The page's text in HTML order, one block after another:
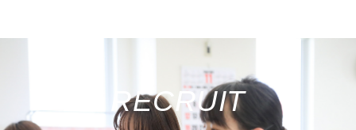
RECRUIT